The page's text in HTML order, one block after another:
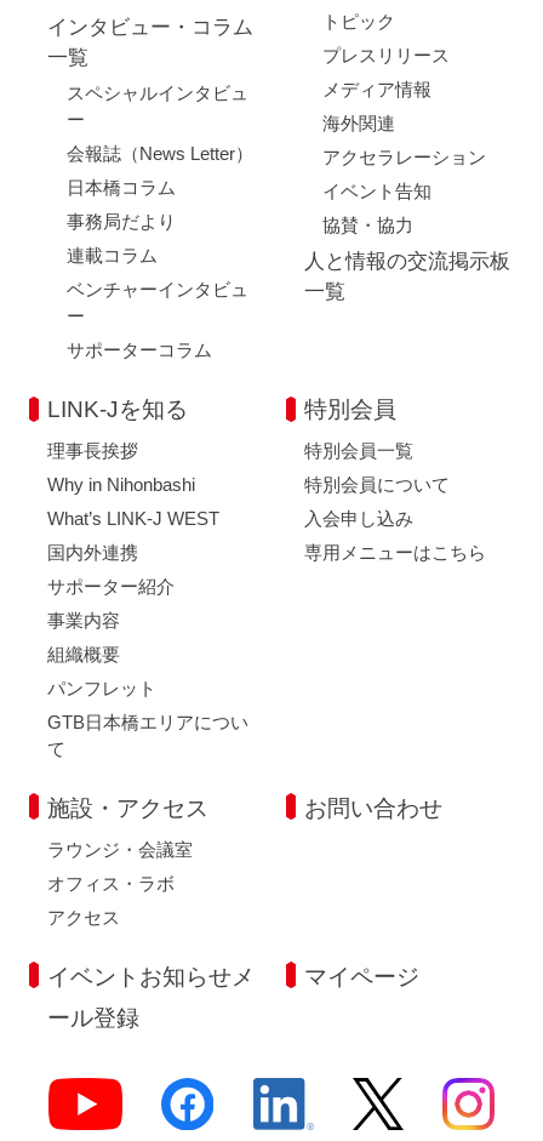
インタビュー・コラム
一覧
スペシャルインタビュ
ー
会報誌（News Letter）
日本橋コラム
事務局だより
連載コラム
ベンチャーインタビュ
ー
サポーターコラム
トピック
プレスリリース
メディア情報
海外関連
アクセラレーション
イベント告知
協賛・協力
人と情報の交流掲示板
一覧
LINK-Jを知る
理事長挨拶
Why in Nihonbashi
What’s LINK-J WEST
国内外連携
サポーター紹介
事業内容
組織概要
パンフレット
GTB日本橋エリアについ
て
特別会員
特別会員一覧
特別会員について
入会申し込み
専用メニューはこちら
施設・アクセス
ラウンジ・会議室
オフィス・ラボ
アクセス
お問い合わせ
イベントお知らせメ
ール登録
マイページ